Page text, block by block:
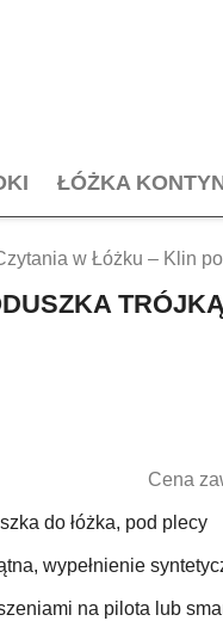
ŁÓŻKA
w Łóżku – Klin
Cena
do łóżka, pod plecy
wypełnienie
na pilota lub